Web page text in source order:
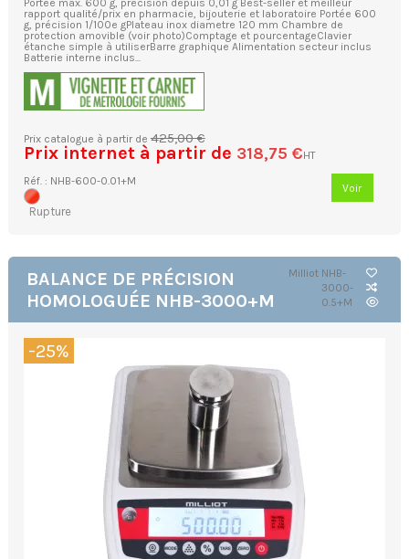
rapport qualité/prix en pharmacie, bijouterie et laboratoire Portée 600
g, précision 1/100e gPlateau inox diametre 120 mm Chambre de
protection amovible (voir photo)Comptage et pourcentageClavier
étanche simple à utiliserBarre graphique Alimentation secteur inclus
Batterie interne inclus...
Prix catalogue à partir de425,00 €
Prix internet à partir de 318,75 €HT
Réf. : NHB-600-0.01+M
Rupture
Voir
BALANCE DE PRÉCISION
HOMOLOGUÉE NHB-3000+M
Milliot NHB-
3000-
0.5+M
-25%